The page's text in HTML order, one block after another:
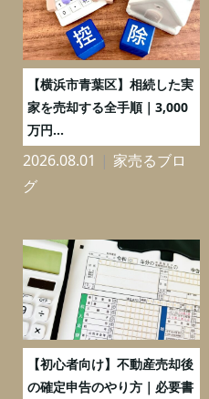
【横浜市青葉区】相続した実
家を売却する全手順｜3,000
万円...
2026.08.01
家売るブロ
グ
【初心者向け】不動産売却後
の確定申告のやり方｜必要書